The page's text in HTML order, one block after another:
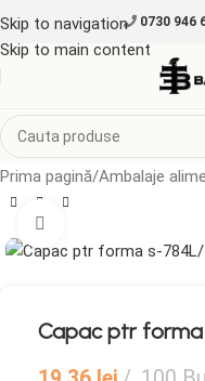
Skip to navigation
Skip to main content
0730 946
Prima pagină Ambalaje
Capac ptr